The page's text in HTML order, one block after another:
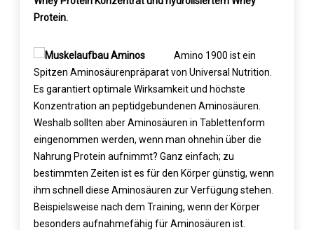
Protein.
Amino 1900 ist ein
Spitzen Aminosäurenpräparat von Universal Nutrition.
Es garantiert optimale Wirksamkeit und höchste
Konzentration an peptidgebundenen Aminosäuren.
Weshalb sollten aber Aminosäuren in Tablettenform
eingenommen werden, wenn man ohnehin über die
Nahrung Protein aufnimmt? Ganz einfach; zu
bestimmten Zeiten ist es für den Körper günstig, wenn
ihm schnell diese Aminosäuren zur Verfügung stehen.
Beispielsweise nach dem Training, wenn der Körper
besonders aufnahmefähig für Aminosäuren ist.